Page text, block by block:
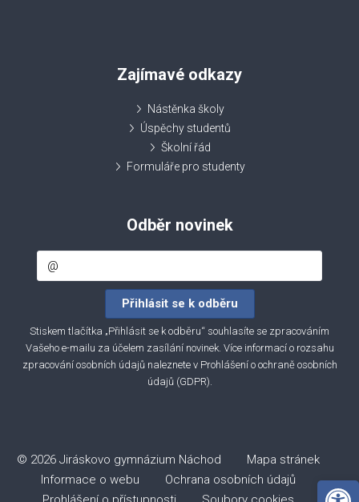
Zajímavé odkazy
Nástěnka školy
Úspěchy studentů
Školní řád
Formuláře pro studenty
Odběr novinek
Stiskem tlačítka „Přihlásit se k odběru“ souhlasíte se zpracováním
Vašeho e-mailu za účelem zasílání novinek. Více informací o rozsahu
zpracování osobních údajů naleznete v Prohlášení o ochraně osobních
údajů (GDPR).
© 2026 Jiráskovo gymnázium Náchod Mapa stránek
Informace o webu
Ochrana osobních údajů